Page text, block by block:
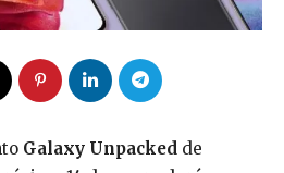
Galaxy Unpacked de